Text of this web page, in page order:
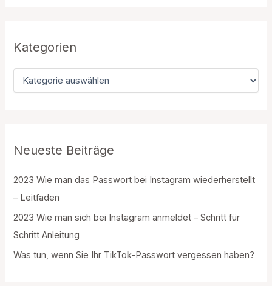
n
c
:
Kategorien
r
n
Neueste Beiträge
2023 Wie man das Passwort bei Instagram wiederherstellt
– Leitfaden
2023 Wie man sich bei Instagram anmeldet – Schritt für
Schritt Anleitung
Was tun, wenn Sie Ihr TikTok-Passwort vergessen haben?